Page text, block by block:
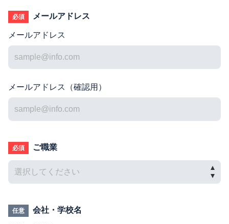
必須 メールアドレス
メールアドレス
メールアドレス（確認用）
必須 ご職業
任意 会社・学校名